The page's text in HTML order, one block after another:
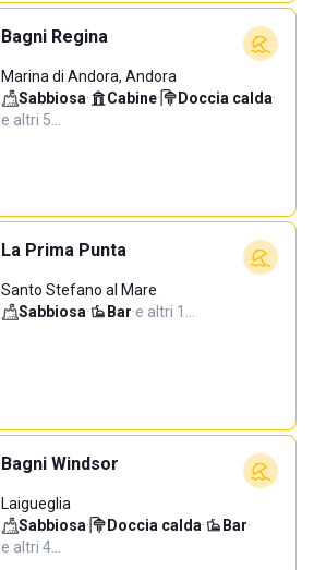
Bagni Regina
Marina di Andora, Andora
Sabbiosa· Cabine· Doccia calda·
e altri 5…
La Prima Punta
Santo Stefano al Mare
Sabbiosa· Bar·e altri 1…
Bagni Windsor
Laigueglia
Sabbiosa· Doccia calda· Bar·
e altri 4…